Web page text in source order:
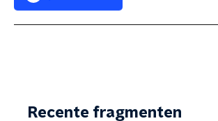
Recente fragmenten